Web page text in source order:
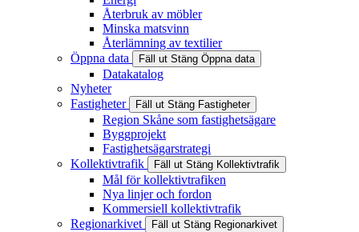
Återbruk av möbler
Minska matsvinn
Återlämning av textilier
Öppna data
Fäll ut Stäng Öppna data
Datakatalog
Nyheter
Fastigheter
Fäll ut Stäng Fastigheter
Region Skåne som fastighetsägare
Byggprojekt
Fastighetsägarstrategi
Kollektivtrafik
Fäll ut Stäng Kollektivtrafik
Mål för kollektivtrafiken
Nya linjer och fordon
Kommersiell kollektivtrafik
Regionarkivet
Fäll ut Stäng Regionarkivet